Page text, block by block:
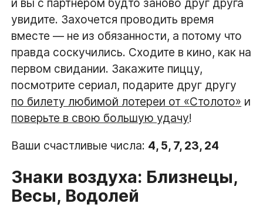
и вы с партнёром будто заново друг друга
увидите. Захочется проводить время
вместе — не из обязанности, а потому что
правда соскучились. Сходите в кино, как на
первом свидании. Закажите пиццу,
посмотрите сериал, подарите друг другу
по билету любимой лотереи от «Столото» и
поверьте в свою большую удачу!
Ваши счастливые числа: 4, 5, 7, 23, 24
Знаки воздуха: Близнецы,
Весы, Водолей